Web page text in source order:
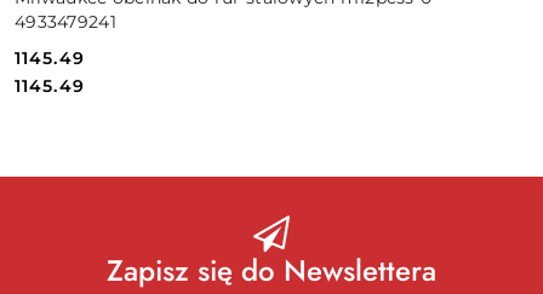
4933479241
Cena:
1145.49
Cena:
1145.49
Zapisz się do Newslettera